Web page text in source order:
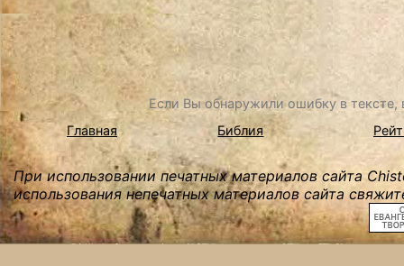
Если Вы обнаружили ошибку в
Главная
Библия
При использовании печатных материалов сайта
использования непечатных материалов сайта